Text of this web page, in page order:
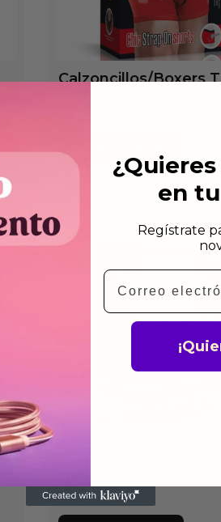
Calzoncillos/Boxers
32.45€
en
Regístrate
Email